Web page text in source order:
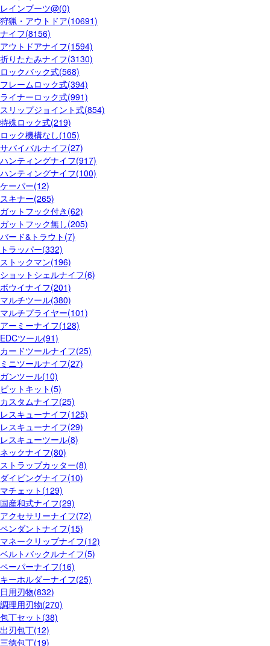
レインブーツ@(0)
狩猟・アウトドア(10691)
ナイフ(8156)
アウトドアナイフ(1594)
折りたたみナイフ(3130)
ロックバック式(568)
フレームロック式(394)
ライナーロック式(991)
スリップジョイント式(854)
特殊ロック式(219)
ロック機構なし(105)
サバイバルナイフ(27)
ハンティングナイフ(917)
ハンティングナイフ(100)
ケーパー(12)
スキナー(265)
ガットフック付き(62)
ガットフック無し(205)
バード&トラウト(7)
トラッパー(332)
ストックマン(196)
ショットシェルナイフ(6)
ボウイナイフ(201)
マルチツール(380)
マルチプライヤー(101)
アーミーナイフ(128)
EDCツール(91)
カードツールナイフ(25)
ミニツールナイフ(27)
ガンツール(10)
ビットキット(5)
カスタムナイフ(25)
レスキューナイフ(125)
レスキューナイフ(29)
レスキューツール(8)
ネックナイフ(80)
ストラップカッター(8)
ダイビングナイフ(10)
マチェット(129)
国産和式ナイフ(29)
アクセサリーナイフ(72)
ペンダントナイフ(15)
マネークリップナイフ(12)
ベルトバックルナイフ(5)
ペーパーナイフ(16)
キーホルダーナイフ(25)
日用刃物(832)
調理用刃物(270)
包丁セット(38)
出刃包丁(12)
三徳包丁(19)